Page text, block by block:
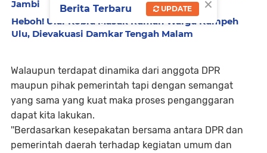
Jambi
Heboh! Ular Kobra Masuk Rumah Warga Kumpeh
Ulu, Dievakuasi Damkar Tengah Malam
Walaupun terdapat dinamika dari anggota DPR
maupun pihak pemerintah tapi dengan semangat
yang sama yang kuat maka proses penganggaran
dapat kita lakukan.
''Berdasarkan kesepakatan bersama antara DPR dan
pemerintah daerah terhadap kegiatan umum dan
Berita Terbaru UPDATE